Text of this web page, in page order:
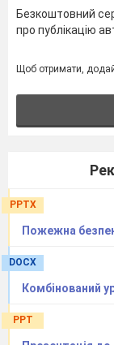
Безкоштовний
про публікацію
Щоб отримати,
PPTX
Пожежна
DOCX
Комбінований
PPT